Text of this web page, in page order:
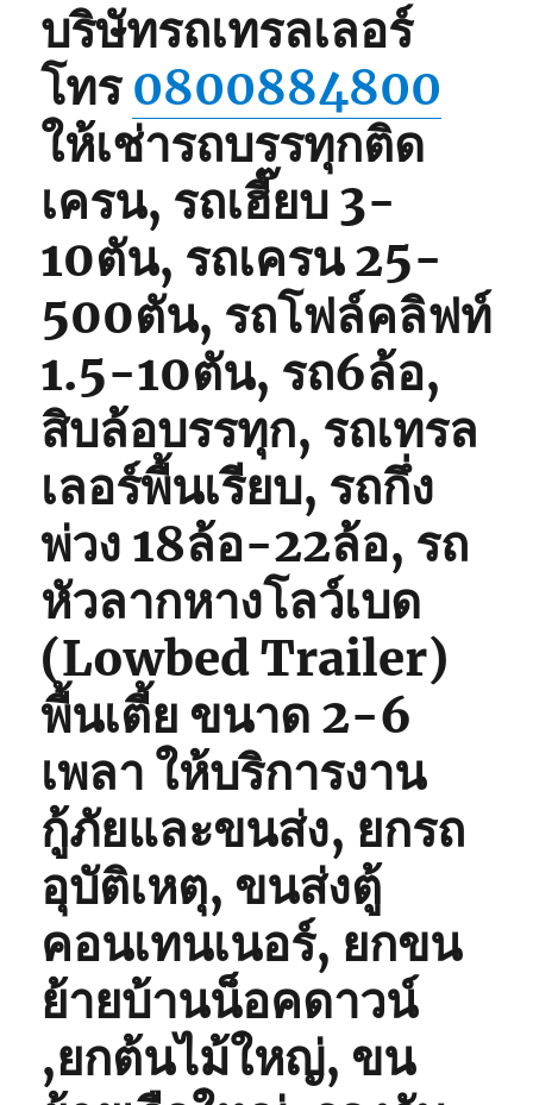
บริษัทรถเทรลเลอร์
โทร0800884800
ให้เช่ารถบรรทุกติด
เครน, รถเฮี๊ยบ 3-
10ตัน, รถเครน 25-
500ตัน, รถโฟล์คลิฟท์
1.5-10ตัน, รถ6ล้อ,
สิบล้อบรรทุก, รถเทรล
เลอร์พื้นเรียบ, รถกึ่ง
พ่วง 18ล้อ-22ล้อ, รถ
หัวลากหางโลว์เบด
(Lowbed Trailer)
พื้นเตี้ย ขนาด 2-6
เพลา ให้บริการงาน
กู้ภัยและขนส่ง, ยกรถ
อุบัติเหตุ, ขนส่งตู้
คอนเทนเนอร์, ยกขน
ย้ายบ้านน็อคดาวน์
,ยกต้นไม้ใหญ่, ขน